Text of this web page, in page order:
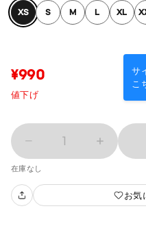
XS S M L XL
サ
こ
¥990
値下げ
1
在庫なし
お気